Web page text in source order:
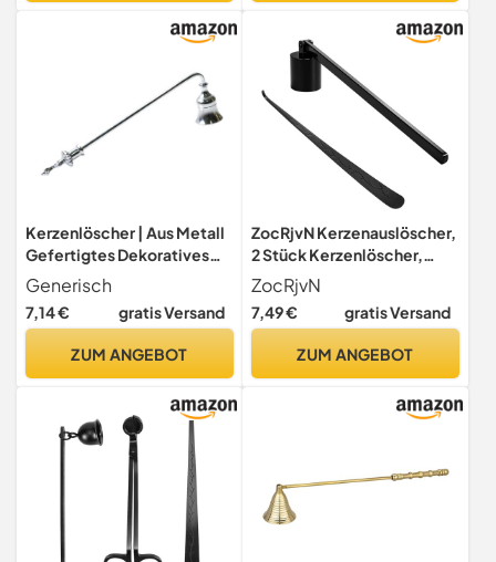
Kerzenlöscher | Aus Metall
Gefertigtes Dekoratives
Löschwerkzeug,Weihnacht
s-Löschglocke Zum Kerzen
Ausmachen | Zum Sicheren
Kerzenflammen Bei Zu
Generisch
7,14 € gratis Versand
ZUM ANGEBOT
ZocRjvN Kerzenauslöscher,
2 Stück Kerzenlöscher,
Kerzen Ausmachen, Sicher
Löschen, Schwarzer
Zylinder Mit Griff, Hohe
Geschenkidee
ZocRjvN
7,49 € gratis Versand
ZUM ANGEBOT